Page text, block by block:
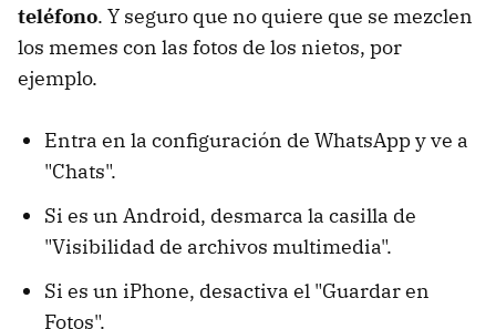
teléfono. Y seguro que no quiere que se mezclen
los memes con las fotos de los nietos, por
ejemplo.
Entra en la configuración de WhatsApp y ve a
"Chats".
Si es un Android, desmarca la casilla de
"Visibilidad de archivos multimedia".
Si es un iPhone, desactiva el "Guardar en
Fotos".